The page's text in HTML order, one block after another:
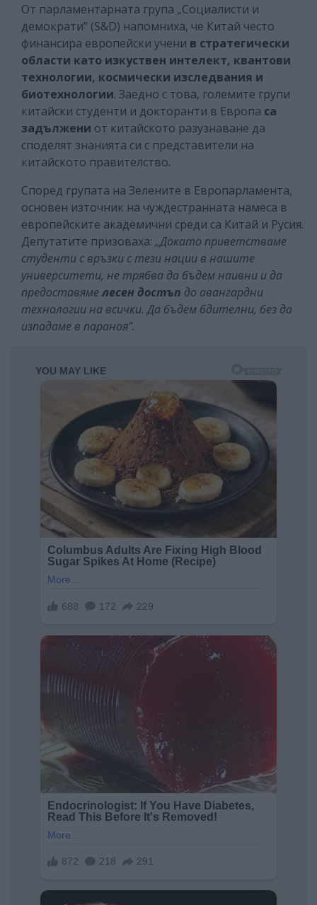
От парламентарната група „Социалисти и
демократи” (S&D) напомниха, че Китай често
финансира европейски учени в стратегически
области като изкуствен интелект, квантови
технологии, космически изследвания и
биотехнологии. Заедно с това, големите групи
китайски студенти и докторанти в Европа са
задължени от китайското разузнаване да
споделят знанията си с представители на
китайското правителство.
Според групата на Зелените в Европарламента,
основен източник на чуждестранната намеса в
европейските академични среди са Китай и Русия.
Депутатите призоваха: „Докато приветстваме
студенти с връзки с тези нации в нашите
университети, не трябва да бъдем наивни и да
предоставямелесен достъп до авангардни
технологии на всички. Да бъдем бдителни, без да
изпадаме в параноя".